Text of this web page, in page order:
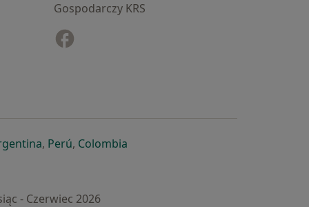
Gospodarczy KRS
karcie
w nowej karcie
się w nowej karcie
otwiera się w nowej karcie
, Perúotwiera się w nowej karcie
, Colombiaotwiera się w nowej karcie
- Czerwiec 2026